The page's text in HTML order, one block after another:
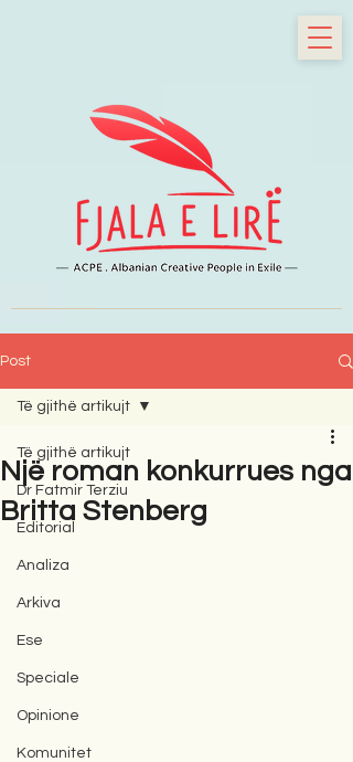
Post
Të gjithë artikujt
Dr Fatmir Terziu
Editorial
Analiza
Arkiva
Ese
Speciale
Opinione
Komunitet
Të gjithë artikujt
Një roman konkurrues nga
Britta Stenberg